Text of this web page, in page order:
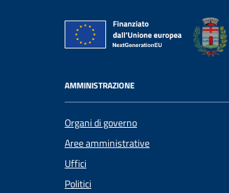
AMMINISTRAZIONE
Organi di governo
Aree amministrative
Uffici
Politici